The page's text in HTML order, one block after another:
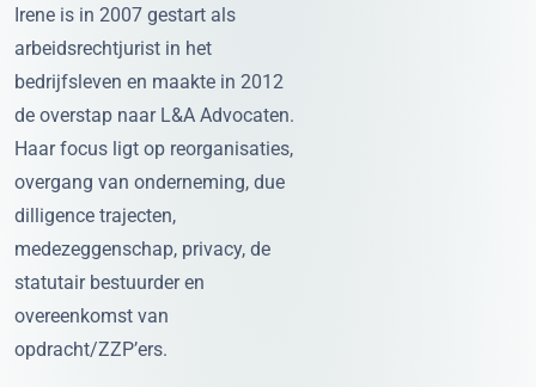
Irene is in 2007 gestart als
arbeidsrechtjurist in het
bedrijfsleven en maakte in 2012
de overstap naar L&A Advocaten.
Haar focus ligt op reorganisaties,
overgang van onderneming, due
dilligence trajecten,
medezeggenschap, privacy, de
statutair bestuurder en
overeenkomst van
opdracht/ZZP’ers.